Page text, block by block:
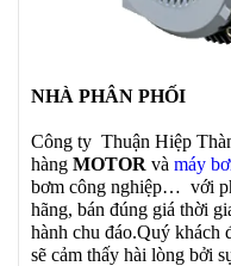
NHÀ PHÂN PHỐI
Công ty Thuận Hiệp
hàng MOTOR và máy
bơm công nghiệp… với
hãng, bán đúng giá thời
hành chu đáo.Quý khách
sẽ cảm thấy hài lòng bởi